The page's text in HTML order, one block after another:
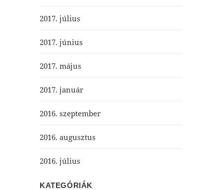
2017. július
2017. június
2017. május
2017. január
2016. szeptember
2016. augusztus
2016. július
KATEGÓRIÁK